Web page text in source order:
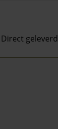
Direct geleverd